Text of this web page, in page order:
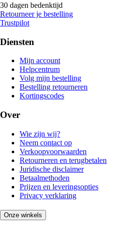
30 dagen bedenktijd
Retourneer je bestelling
Trustpilot
Diensten
Mijn account
Helpcentrum
Volg mijn bestelling
Bestelling retourneren
Kortingscodes
Over
Wie zijn wij?
Neem contact op
Verkoopvoorwaarden
Retourneren en terugbetalen
Juridische disclaimer
Betaalmethoden
Prijzen en leveringsopties
Privacy verklaring
Onze winkels